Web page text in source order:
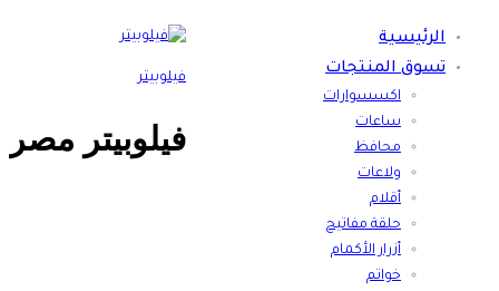
فيلوبيتر
فيلوبيتر مصر
الرئيسية
تسوق المنتجات
اكسسوارات
ساعات
محافظ
ولاعات
أقلام
حلقة مفاتيح
أزرار الأكمام
خواتم